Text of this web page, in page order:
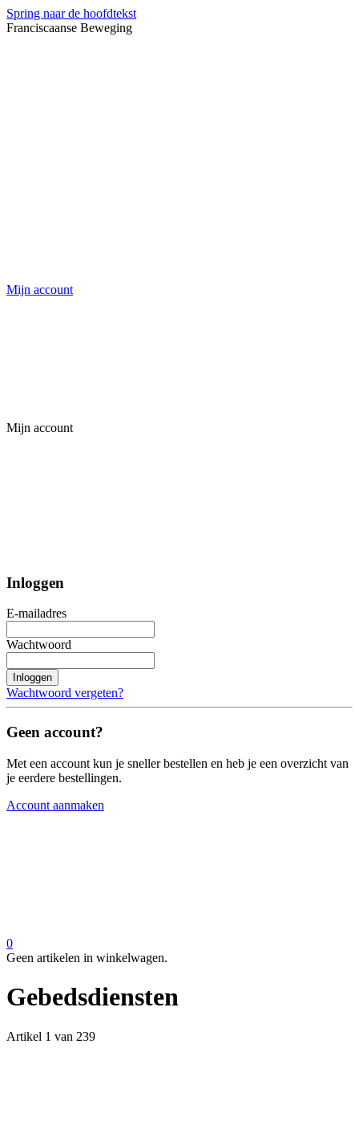
Spring naar de hoofdtekst
Franciscaanse Beweging
Mijn account
Mijn account
Inloggen
E-mailadres
Wachtwoord
Inloggen
Wachtwoord vergeten?
Geen account?
Met een account kun je sneller bestellen en heb je een overzicht van
je eerdere bestellingen.
Account aanmaken
0
Geen artikelen in winkelwagen.
Gebedsdiensten
Artikel 1 van 239